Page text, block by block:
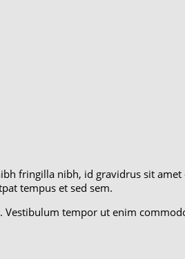
fringilla nibh, id gravidrus sit
tempus et sed sem.
tempor ut enim